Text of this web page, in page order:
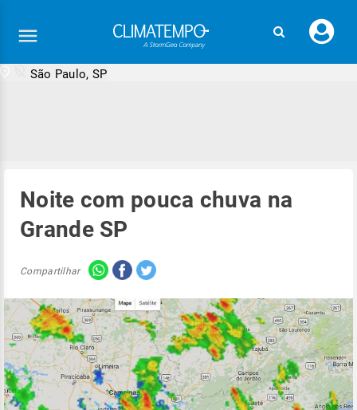
seu
São Paulo, SP
Noite com pouca chuva na
Grande SP
Compartilhar